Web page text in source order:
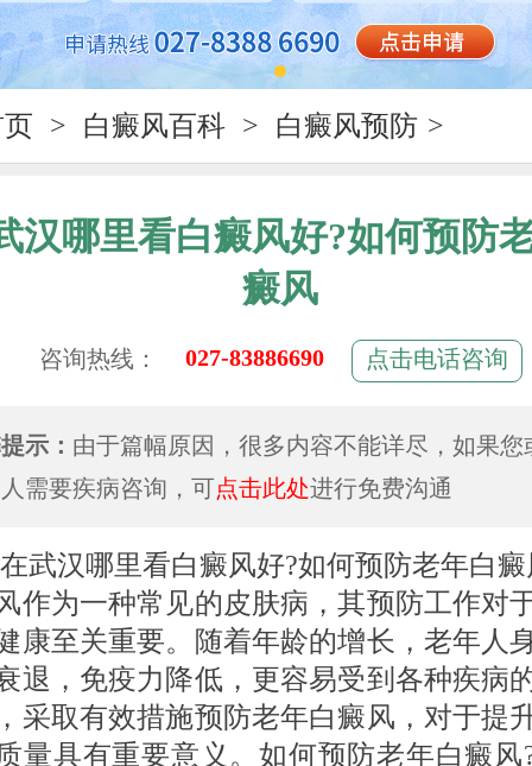
> 白癜风百科 > 白癜风预防 >
汉哪里看白癜风好?如何预防
癜风
咨询热线： 027-83886690 点击电话咨询
示： 由于篇幅原因，很多内容不能详尽，如果您
需要疾病咨询，可点击此处进行免费沟通
汉哪里看白癜风好?如何预防老年白癜
作为一种常见的皮肤病，其预防工作对
康至关重要。随着年龄的增长，老年人
退，免疫力降低，更容易受到各种疾病
采取有效措施预防老年白癜风，对于提
量具有重要意义。如何预防老年白癜风